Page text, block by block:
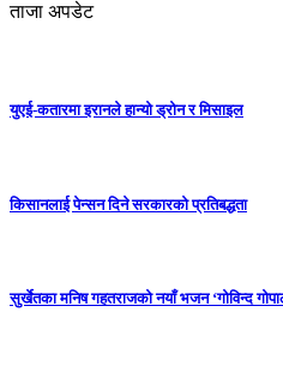
ताजा अपडेट
युएई-कतारमा इरानले हान्यो ड्रोन र मिसाइल
किसानलाई पेन्सन दिने सरकारको प्रतिबद्धता
सुर्खेतका मनिष गहतराजको नयाँ भजन ‘गोविन्द